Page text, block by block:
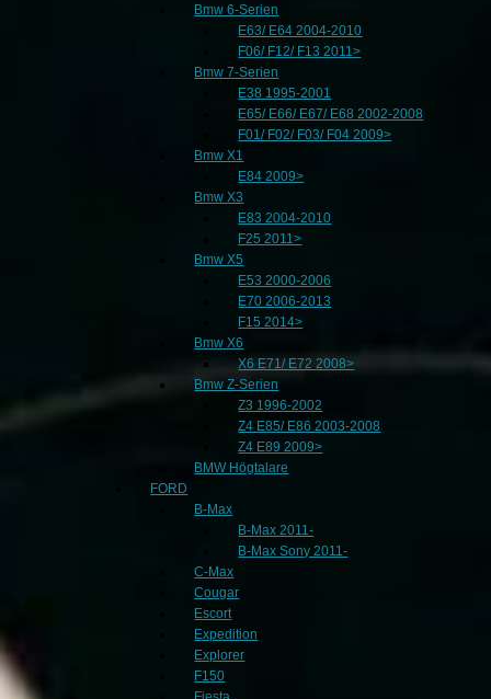
Bmw 6-Serien
E63/ E64 2004-2010
F06/ F12/ F13 2011>
Bmw 7-Serien
E38 1995-2001
E65/ E66/ E67/ E68 2002-2008
F01/ F02/ F03/ F04 2009>
Bmw X1
E84 2009>
Bmw X3
E83 2004-2010
F25 2011>
Bmw X5
E53 2000-2006
E70 2006-2013
F15 2014>
Bmw X6
X6 E71/ E72 2008>
Bmw Z-Serien
Z3 1996-2002
Z4 E85/ E86 2003-2008
Z4 E89 2009>
BMW Högtalare
FORD
B-Max
B-Max 2011-
B-Max Sony 2011-
C-Max
Cougar
Escort
Expedition
Explorer
F150
Fiesta